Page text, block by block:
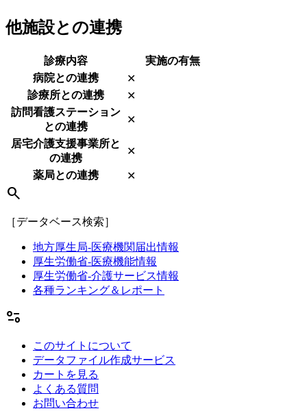
他施設との連携
診療内容
実施の有無
病院との連携
✕
診療所との連携
✕
訪問看護ステーション
との連携
✕
居宅介護支援事業所と
の連携
✕
薬局との連携 ✕
search
［データベース検索］
地方厚生局-医療機関届出情報
厚生労働省-医療機能情報
厚生労働省-介護サービス情報
各種ランキング＆レポート
page_info
このサイトについて
データファイル作成サービス
カートを見る
よくある質問
お問い合わせ